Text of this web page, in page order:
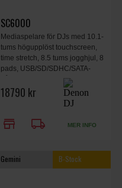
SC6000
Mediaspelare för DJs med 10.1-
tums högupplöst touchscreen,
time stretch, 8.5 tums jogghjul, 8
pads, USB/SD/SDHC/SATA-
18790 kr
store local_shipping MER INFO
Gemini B-Stock